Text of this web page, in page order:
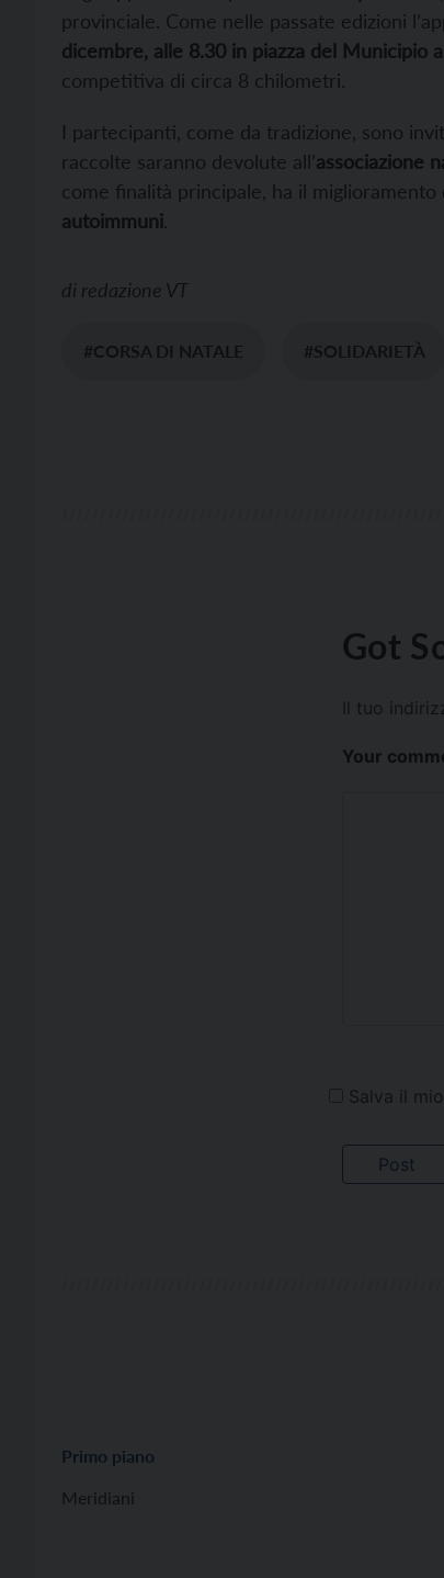
provinciale. Come nelle passate edizioni
dicembre, alle 8.30 in piazza del Municipio
competitiva di circa 8 chilometri.
I partecipanti, come da tradizione, sono
raccolte saranno devolute all’associazione
come finalità principale, ha il
autoimmuni.
di redazione VT
#CORSA DI NATALE #SOLIDARIETÀ
Got
Il tuo
Your
Salva il
Primo piano
Meridiani